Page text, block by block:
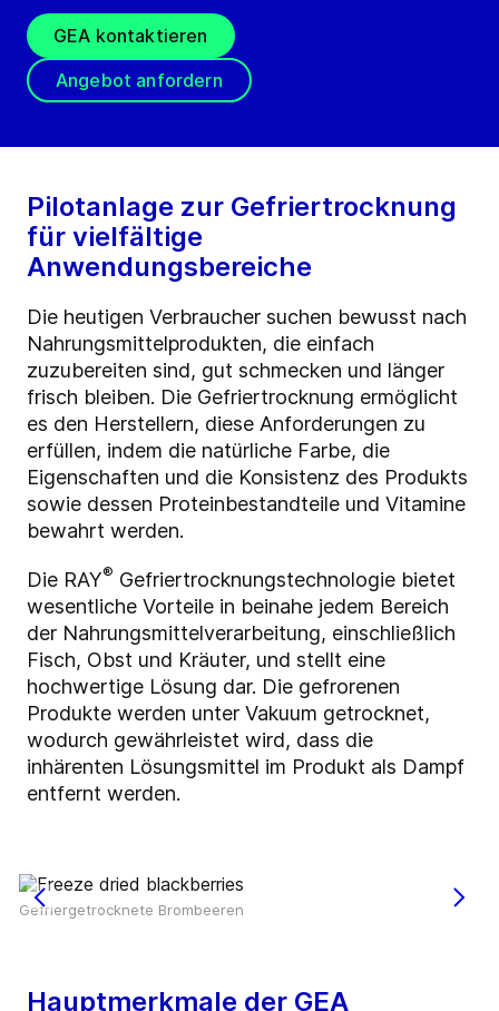
GEA kontaktieren
Angebot anfordern
Pilotanlage zur Gefriertrocknung
für vielfältige
Anwendungsbereiche
Die heutigen Verbraucher suchen bewusst nach
Nahrungsmittelprodukten, die einfach
zuzubereiten sind, gut schmecken und länger
frisch bleiben. Die Gefriertrocknung ermöglicht
es den Herstellern, diese Anforderungen zu
erfüllen, indem die natürliche Farbe, die
Eigenschaften und die Konsistenz des Produkts
sowie dessen Proteinbestandteile und Vitamine
bewahrt werden.
Die RAY® Gefriertrocknungstechnologie bietet
wesentliche Vorteile in beinahe jedem Bereich
der Nahrungsmittelverarbeitung, einschließlich
Fisch, Obst und Kräuter, und stellt eine
hochwertige Lösung dar. Die gefrorenen
Produkte werden unter Vakuum getrocknet,
wodurch gewährleistet wird, dass die
inhärenten Lösungsmittel im Produkt als Dampf
entfernt werden.
Gefriergetrocknete Brombeeren
Hauptmerkmale der GEA